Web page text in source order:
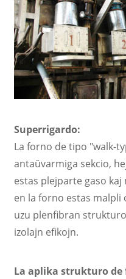
Superrigardo:
La forno de tipo "walk-
antaŭvarmiga sekcio,
estas plejparte gaso
en la forno estas
uzu plenfibran
izolajn efikojn.
La aplika strukturo de